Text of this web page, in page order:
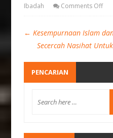
Ibadah
Comments Off
← Kesempurnaan Islam
Secercah Nasihat
PENCARIAN